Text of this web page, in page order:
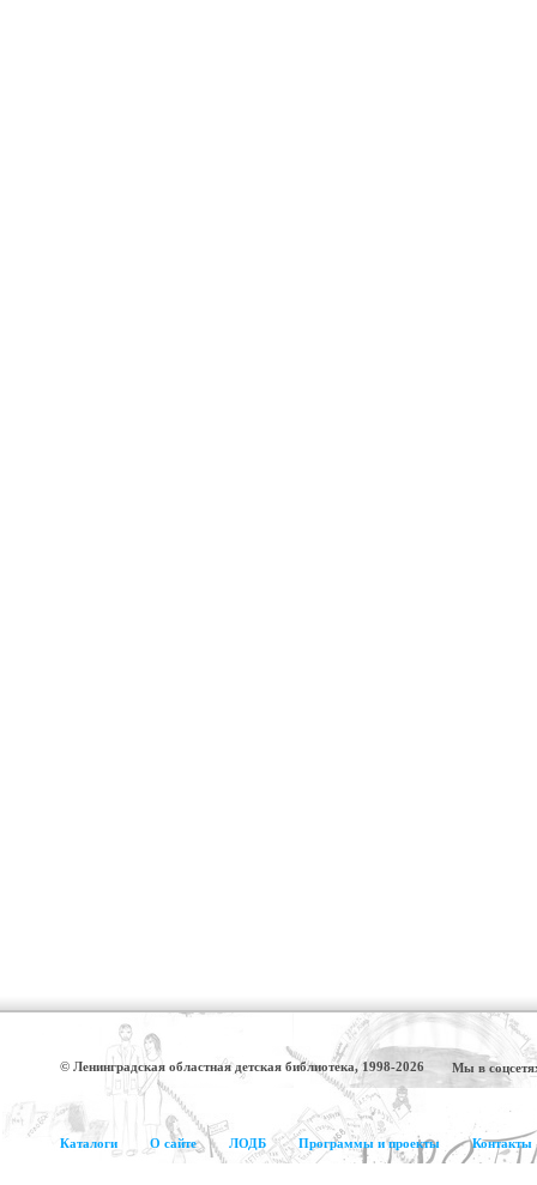
© Ленинградская областная детская библиотека, 1998-2026 Мы в
Каталоги О сайте ЛОДБ Программы и проекты Контакты